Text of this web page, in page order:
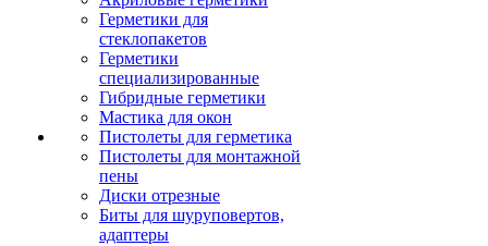
Герметики для
стеклопакетов
Герметики
специализированные
Гибридные герметики
Мастика для окон
Пистолеты для герметика
Пистолеты для монтажной
пены
Диски отрезные
Биты для шуруповертов,
адаптеры